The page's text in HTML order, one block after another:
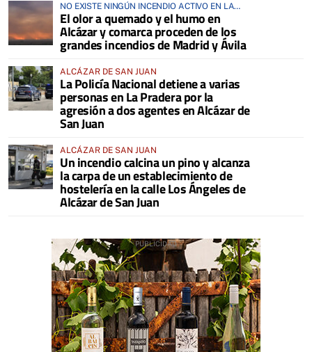
NO EXISTE NINGÚN INCENDIO ACTIVO EN LA
COMARCA
El olor a quemado y el humo en
Alcázar y comarca proceden de los
grandes incendios de Madrid y Ávila
ALCÁZAR DE SAN JUAN
La Policía Nacional detiene a varias
personas en La Pradera por la
agresión a dos agentes en Alcázar de
San Juan
ALCÁZAR DE SAN JUAN
Un incendio calcina un pino y alcanza
la carpa de un establecimiento de
hostelería en la calle Los Ángeles de
Alcázar de San Juan